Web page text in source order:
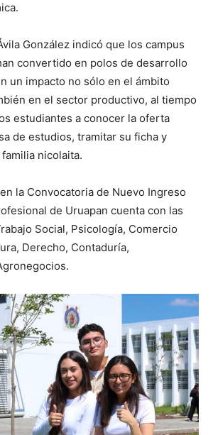
González indicó que los campus
convertido en polos de desarrollo
un impacto no sólo en el ámbito
en el sector productivo, al tiempo
estudiantes a conocer la oferta
de estudios, tramitar su ficha y
nicolaita.
la Convocatoria de Nuevo Ingreso
de Uruapan cuenta con las
Social, Psicología, Comercio
Derecho, Contaduría,